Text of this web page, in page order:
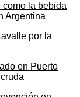
como la bebida
Argentina
en Puerto